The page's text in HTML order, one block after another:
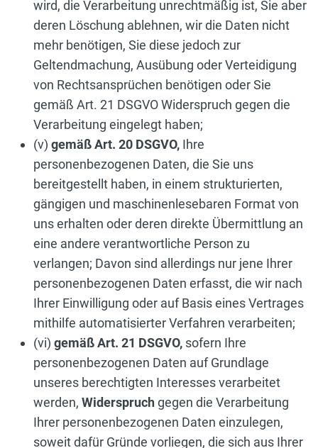
wird, die Verarbeitung unrechtmäßig ist, Sie aber
deren Löschung ablehnen, wir die Daten nicht
mehr benötigen, Sie diese jedoch zur
Geltendmachung, Ausübung oder Verteidigung
von Rechtsansprüchen benötigen oder Sie
gemäß Art. 21 DSGVO Widerspruch gegen die
Verarbeitung eingelegt haben;
(v) gemäß Art. 20 DSGVO, Ihre
personenbezogenen Daten, die Sie uns
bereitgestellt haben, in einem strukturierten,
gängigen und maschinenlesebaren Format von
uns erhalten oder deren direkte Übermittlung an
eine andere verantwortliche Person zu
verlangen; Davon sind allerdings nur jene Ihrer
personenbezogenen Daten erfasst, die wir nach
Ihrer Einwilligung oder auf Basis eines Vertrages
mithilfe automatisierter Verfahren verarbeiten;
(vi) gemäß Art. 21 DSGVO, sofern Ihre
personenbezogenen Daten auf Grundlage
unseres berechtigten Interesses verarbeitet
werden, Widerspruchgegen die Verarbeitung
Ihrer personenbezogenen Daten einzulegen,
soweit dafür Gründe vorliegen, die sich aus Ihrer